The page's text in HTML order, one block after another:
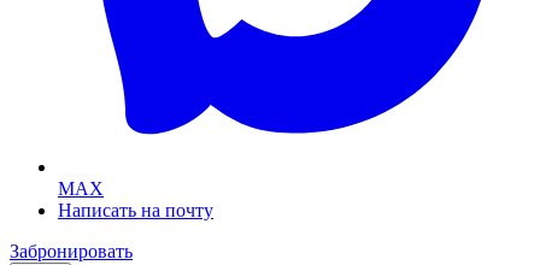
MAX
Написать на почту
Забронировать